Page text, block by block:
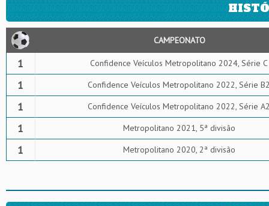
CAMPEONATO
1 Confidence Veículos Metropolitano 2024, Série C
1 Confidence Veículos Metropolitano 2022, Série
1 Confidence Veículos Metropolitano 2022, Série
1 Metropolitano 2021, 5ª divisão
1 Metropolitano 2020, 2ª divisão